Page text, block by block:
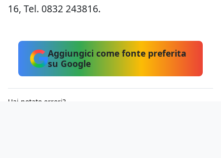
16, Tel. 0832 243816.
Aggiungici come fonte preferita
su Google
Hai notato errori?